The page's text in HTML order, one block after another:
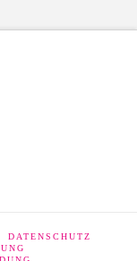
DATENSCHUTZ